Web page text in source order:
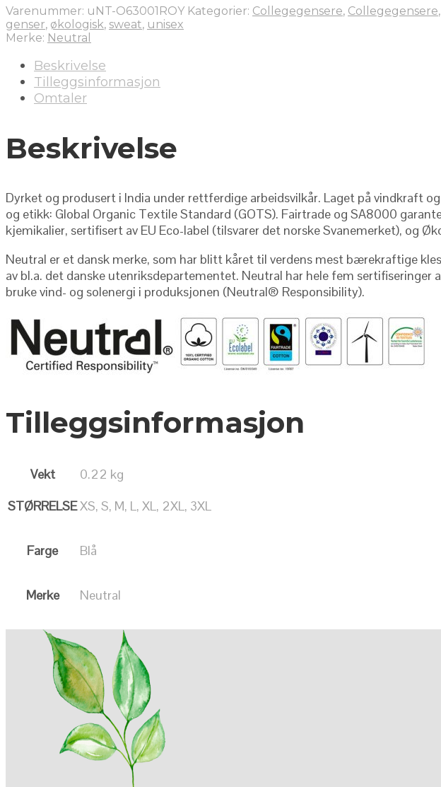
Varenummer: uNT-O63001ROY Kategorier: Collegegensere, Collegegensere,
genser, økologisk, sweat, unisex
Merke: Neutral
Beskrivelse
Tilleggsinformasjon
Omtaler
Beskrivelse
Dyrket og produsert i India under rettferdige arbeidsvilkår. Laget på vindkraft
og etikk: Global Organic Textile Standard (GOTS). Fairtrade og SA8000
kjemikalier, sertifisert av EU Eco-label (tilsvarer det norske Svanemerket), og
Neutral er et dansk merke, som har blitt kåret til verdens mest bærekraftige
av bl.a. det danske utenriksdepartementet. Neutral har hele fem
bruke vind- og solenergi i produksjonen (Neutral® Responsibility).
Tilleggsinformasjon
Vekt
0.22 kg
STØRRELSEXS, S, M, L, XL, 2XL, 3XL
Farge Blå
Merke Neutral